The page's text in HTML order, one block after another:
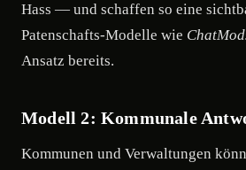
Hass — und schaffen so eine
Patenschafts-Modelle wie
Ansatz bereits.
Modell 2: Kommunale
Kommunen und Verwaltungen